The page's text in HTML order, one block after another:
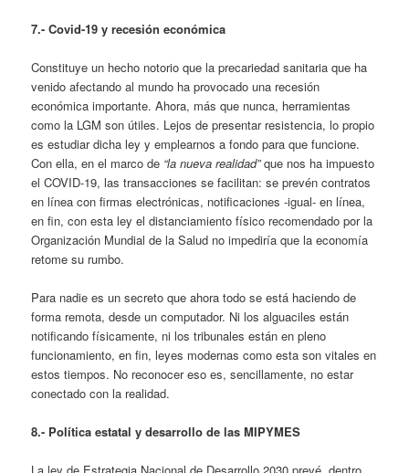
7.- Covid-19 y recesión económica
Constituye un hecho notorio que la precariedad sanitaria que ha
venido afectando al mundo ha provocado una recesión
económica importante. Ahora, más que nunca, herramientas
como la LGM son útiles. Lejos de presentar resistencia, lo propio
es estudiar dicha ley y emplearnos a fondo para que funcione.
Con ella, en el marco de “la nueva realidad”que nos ha impuesto
el COVID-19, las transacciones se facilitan: se prevén contratos
en línea con firmas electrónicas, notificaciones -igual- en línea,
en fin, con esta ley el distanciamiento físico recomendado por la
Organización Mundial de la Salud no impediría que la economía
retome su rumbo.
Para nadie es un secreto que ahora todo se está haciendo de
forma remota, desde un computador. Ni los alguaciles están
notificando físicamente, ni los tribunales están en pleno
funcionamiento, en fin, leyes modernas como esta son vitales en
estos tiempos. No reconocer eso es, sencillamente, no estar
conectado con la realidad.
8.- Política estatal y desarrollo de las MIPYMES